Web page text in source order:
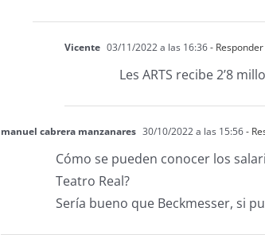
Vicente 03/11/2022 a las 16:36- Responder
Les ARTS recibe 2’8
manuel cabrera manzanares 30/10/2022 a las 15:56-
Cómo se pueden conocer los
Teatro Real?
Sería bueno que Beckmesser, si